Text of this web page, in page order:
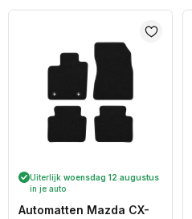
Uiterlijk woensdag 12 augustus
in je auto
Automatten Mazda CX-